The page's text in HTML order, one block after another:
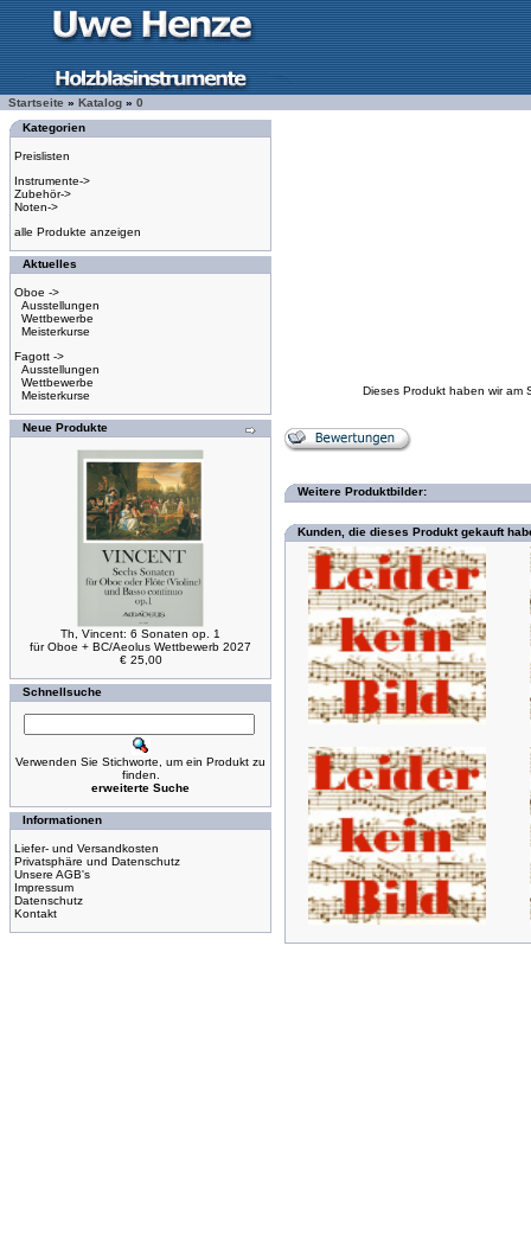
Startseite » Katalog » 0
Kategorien
Preislisten
Instrumente->
Zubehör->
Noten->
alle Produkte anzeigen
Aktuelles
Oboe ->
Ausstellungen
Wettbewerbe
Meisterkurse
Fagott ->
Ausstellungen
Wettbewerbe
Meisterkurse
Neue Produkte
Th, Vincent: 6 Sonaten op. 1
für Oboe + BC/Aeolus Wettbewerb 2027
€ 25,00
Schnellsuche
Verwenden Sie Stichworte, um ein Produkt zu
finden.
erweiterte Suche
Informationen
Liefer- und Versandkosten
Privatsphäre und Datenschutz
Unsere AGB's
Impressum
Datenschutz
Kontakt
Dieses Produkt haben wir am
Weitere Produktbilder:
Kunden, die dieses Produkt gekauft